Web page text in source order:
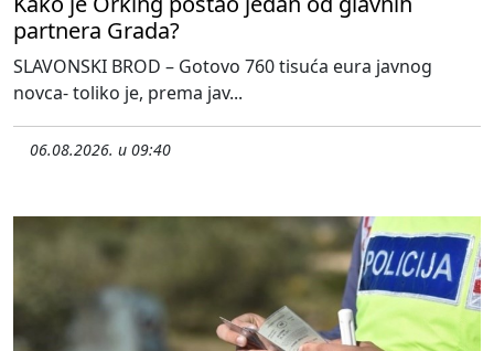
partnera Grada?
SLAVONSKI BROD – Gotovo 760 tisuća eura javnog
novca- toliko je, prema jav...
06.08.2026. u 09:40